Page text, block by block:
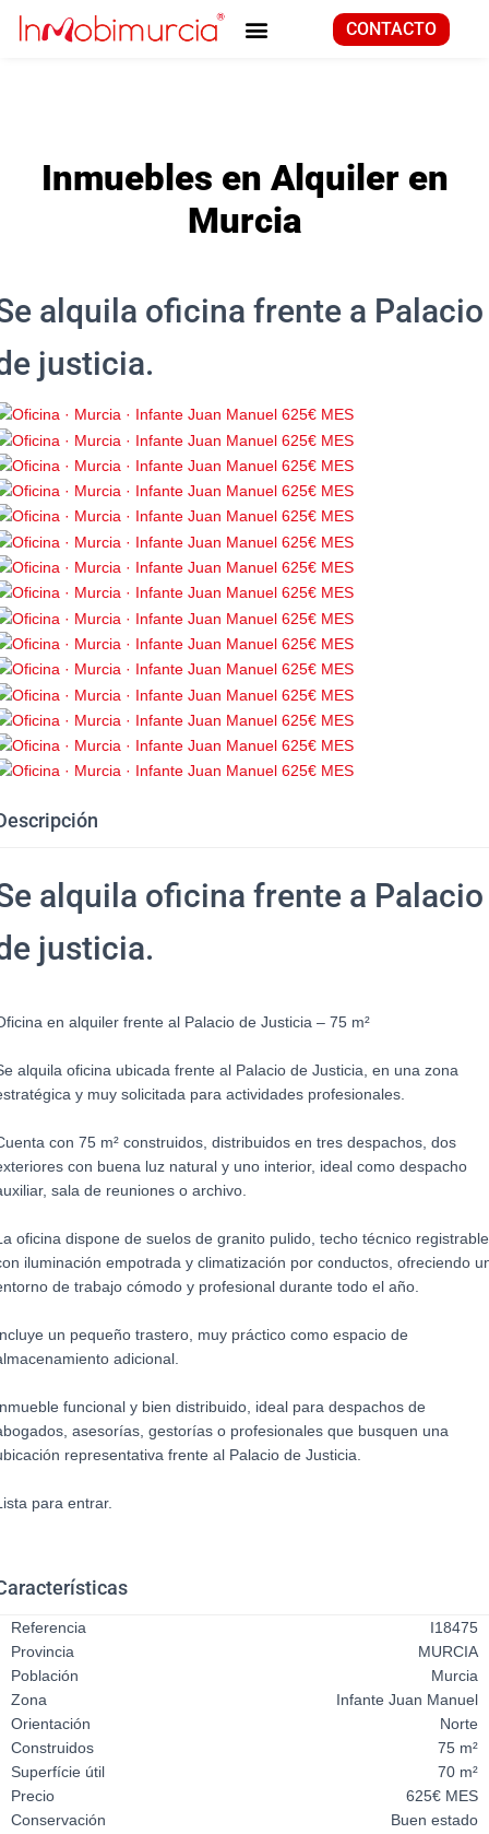
CONTACTO
Inmuebles en Alquiler en
Murcia
alquila oficina frente a Palacio
justicia.
alquila oficina frente a Palacio
justicia.
en alquiler frente al Palacio de Justicia – 75 m²
alquila oficina ubicada frente al Palacio de Justicia, en una zona
y muy solicitada para actividades profesionales.
con 75 m² construidos, distribuidos en tres despachos, dos
con buena luz natural y uno interior, ideal como despacho
sala de reuniones o archivo.
oficina dispone de suelos de granito pulido, techo técnico registrable
iluminación empotrada y climatización por conductos, ofreciendo
de trabajo cómodo y profesional durante todo el año.
un pequeño trastero, muy práctico como espacio de
adicional.
funcional y bien distribuido, ideal para despachos de
asesorías, gestorías o profesionales que busquen una
representativa frente al Palacio de Justicia.
para entrar.
Referencia
I18475
Provincia
MURCIA
Población
Murcia
Zona
Infante Juan Manuel
Orientación
Norte
Construidos
75 m²
Superfície útil
70 m²
Precio
625€ MES
Conservación
Buen estado